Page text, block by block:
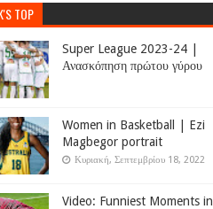
TOP
Super League 2023-24 |
Ανασκόπηση πρώτου γύρου
Women in Basketball | Ezi
Magbegor portrait
Κυριακή, Σεπτεμβρίου 18, 2022
Video: Funniest Moments in